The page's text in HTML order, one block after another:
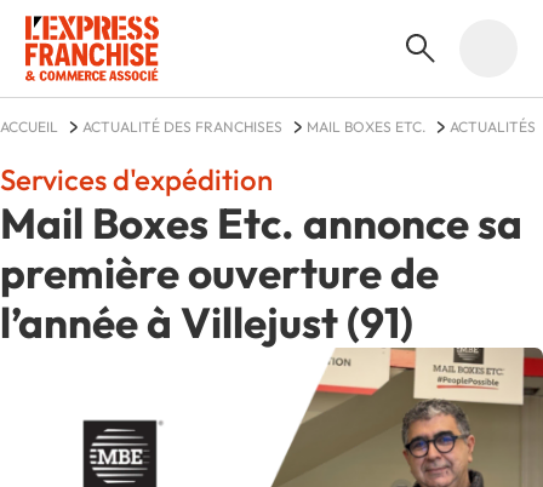
ACCUEIL ACTUALITÉ DES FRANCHISES MAIL BOXES ETC. ACTUALITÉS
Mail Boxes Etc. annonce sa
première ouverture de
l’année à Villejust (91)
Services d'expédition